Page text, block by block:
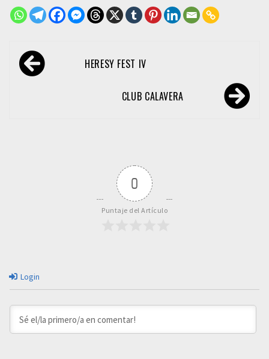
Navegación
de HERESY FEST IV
CLUB CALAVERA
0
Puntaje del Artículo
Login